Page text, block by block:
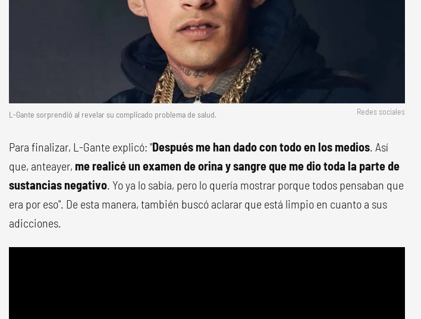
L-Gante sorprendió al revelar su complicado problema de salud. Redes sociales
Para finalizar, L-Gante explicó: "Después me han dado con todo en los medios . Así
que, anteayer, me realicé un examen de orina y sangre que me dio toda la parte de
sustancias negativo . Yo ya lo sabía, pero lo quería mostrar porque todos pensaban que
era por eso". De esta manera, también buscó aclarar que está limpio en cuanto a sus
adicciones.